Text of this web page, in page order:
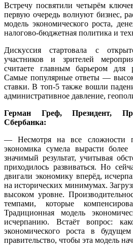
Встречу посвятили четырём
первую очередь волнуют бизнес,
модель экономического роста,
налогово-бюджетная политика и
Дискуссия стартовала с
участников и зрителей
считаете главным барьером для
Самые популярные ответы —
ставки. В топ-5 также вошли
административное давление,
Герман Греф, Президент,
Сбербанка:
— Несмотря на все сложности
экономика сумела вырасти
значимый результат, учитывая
приходилось развиваться. Но
двигали экономику вперёд,
на исторических минимумах.
высоком уровне.
темпами, которые
Традиционная модель
исчерпанию. Встаёт вопрос:
экономического роста в
правительство, чтобы эта модель